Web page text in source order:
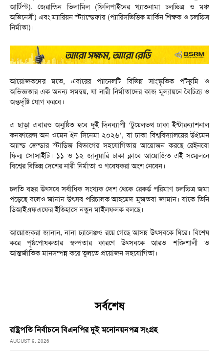
আর্টিস্ট), জেরাল্ডিন ভিলামিল (ফিলিপাইনের খ্যাতনামা চলচ্চিত্র ও মঞ্চ
অভিনেত্রী) এবং ম্যারিয়ন স্ট্যান্ডেফার (প্যারিসভিত্তিক মার্কিন শিক্ষক ও চলচ্চিত্র
নির্মাতা)।
আয়োজকদের মতে, এবারের প্যানেলটি বিভিন্ন সাংস্কৃতিক পটভূমি ও
অভিজ্ঞতার এক অনন্য সমন্বয়, যা নারী নির্মাতাদের কাজ মূল্যায়নে বৈচিত্র্য ও
অন্তর্দৃষ্টি যোগ করবে।
এ ছাড়া এবারও অনুষ্ঠিত হবে দুই দিনব্যাপী ‘টুয়েলভথ ঢাকা ইন্টারন্যাশনাল
কনফারেন্স অন ওমেন ইন সিনেমা ২০২৬’, যা ঢাকা বিশ্ববিদ্যালয়ের উইমেন
অ্যান্ড জেন্ডার স্টাডিজ বিভাগের সহযোগিতায় আয়োজন করছে রেইনবো
ফিল্ম সোসাইটি। ১১ ও ১২ জানুয়ারি ঢাকা ক্লাবে আয়োজিত এই সম্মেলনে
বিশ্বের বিভিন্ন দেশের নারী নির্মাতা ও গবেষকরা অংশ নেবেন।
চলতি বছর উৎসবে সর্বাধিক সংখ্যক দেশ থেকে রেকর্ড পরিমাণ চলচ্চিত্র জমা
পড়েছে বলেও জানান উৎসব পরিচালক আহমেদ মুজতবা জামান। যাকে তিনি
ডিআইএফএফের ইতিহাসে নতুন মাইলফলক বলছে।
আয়োজকরা জানান, নানা চ্যালেঞ্জও রয়ে গেছে আসন্ন উৎসবকে ঘিরে। বিশেষ
করে পৃষ্ঠপোষকতার স্বল্পতার কারণে উৎসবকে আরও শক্তিশালী ও
আন্তর্জাতিক মানসম্পন্ন করে তুলতে প্রয়োজন সহযোগিতা।
সর্বশেষ
রাষ্ট্রপতি নির্বাচনে বিএনপির দুই মনোনয়নপত্র সংগ্রহ
AUGUST 9, 2026